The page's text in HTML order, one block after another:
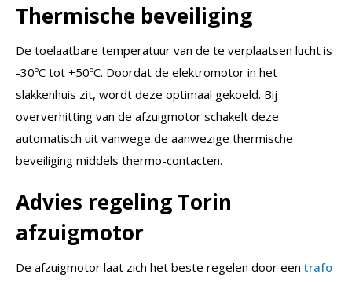
Thermische beveiliging
De toelaatbare temperatuur van de te verplaatsen lucht is
-30ºC tot +50ºC. Doordat de elektromotor in het
slakkenhuis zit, wordt deze optimaal gekoeld. Bij
oververhitting van de afzuigmotor schakelt deze
automatisch uit vanwege de aanwezige thermische
beveiliging middels thermo-contacten.
Advies regeling Torin
afzuigmotor
De afzuigmotor laat zich het beste regelen door een trafo